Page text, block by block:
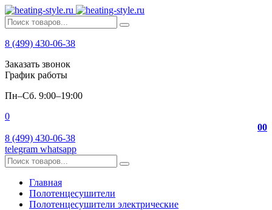
8 (499) 430-06-38
Заказать звонок
График работы
Пн–Сб. 9:00–19:00
0
00
8 (499) 430-06-38
telegram whatsapp
Главная
Полотенцесушители
Полотенцесушители электрические